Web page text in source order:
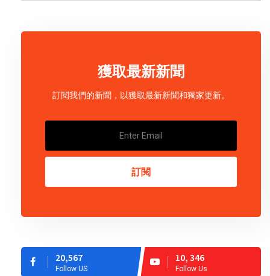
獲取最新新聞
訂閱我們的新聞，以獲取最新新聞和獨家更新。
訂閱
20,567
Follow US
10, 346
Follow Us